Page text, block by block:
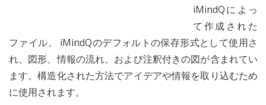
iMindQによっ
て作成された
ファイル。 iMindQのデフォルトの保存形式として使用さ
れ、図形、情報の流れ、および注釈付きの図が含まれてい
ます。構造化された方法でアイデアや情報を取り込むため
に使用されます。